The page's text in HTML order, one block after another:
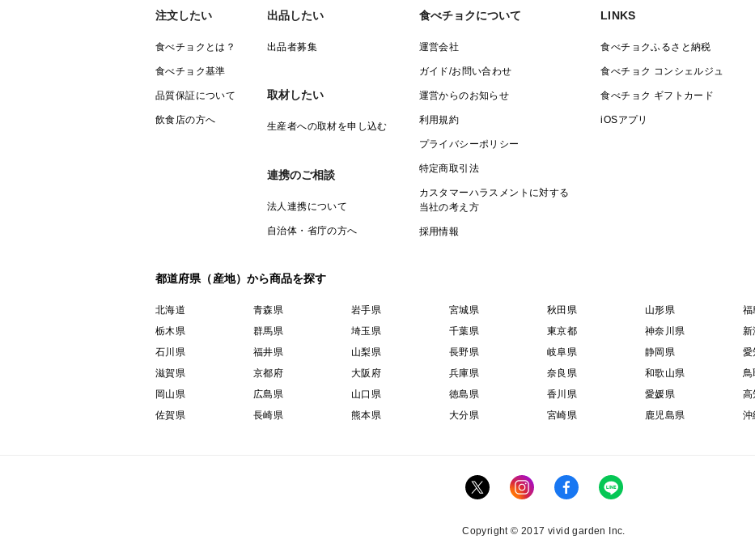
webｻｲﾄ 【 http://yuuyuufarm.info
https://www.instagram.com/
地域ﾎﾟｰﾀﾙｻｲﾄ 【
LINE公式 【
◉コケコのご飯には、輸入市販資料には頼らない
◉水は富士山簡易湧水を、蛇口をバルブ化しコケ
飲んだ分だけ補充されるシステムを作り、飲水
いる為、言うならばコケコウォーターサーバー
◉野菜や緑餌(野草)は365日、常時補助食としても
ーーーーーーーーーーーーーーーーーーーーーー
◾️養鶏内の環境は清潔、無臭をもっとうに排泄さ
注文したい
食べチョクとは？
食べチョク基準
品質保証について
飲食店の方へ
出品したい
出品者募集
取材したい
生産者への取材を申し込む
連携のご相談
法人連携について
自治体・省庁の方へ
食べチョクについて
運営会社
ガイド/お問い合わせ
運営からのお知らせ
利用規約
プライバシーポリシー
特定商取引法
カスタマーハラスメントに対する
当社の考え方
採用情報
LINKS
食べチョクふるさと納税
食べチョク コンシェルジュ
食べチョク ギフトカード
iOSアプリ
都道府県（産地）から商品を探す
北海道 青森県 岩手県 宮城県 秋田県 山形県 福
栃木県
群馬県 埼玉県 千葉県 東京都 神奈川県 新
石川県
福井県 山梨県 長野県 岐阜県 静岡県 愛
滋賀県
京都府 大阪府 兵庫県 奈良県 和歌山県 鳥
岡山県
広島県 山口県 徳島県 香川県 愛媛県 高
佐賀県
長崎県 熊本県 大分県 宮崎県 鹿児島県 沖
Copyright © 2017 vivid garden Inc.